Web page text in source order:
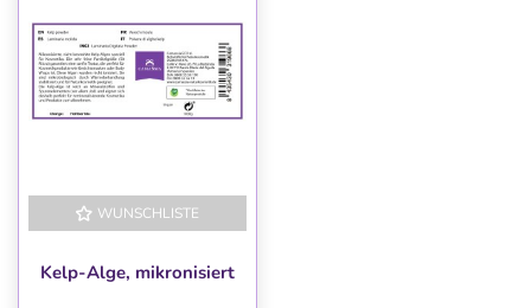
WUNSCHLISTE
Kelp-Alge, mikronisiert